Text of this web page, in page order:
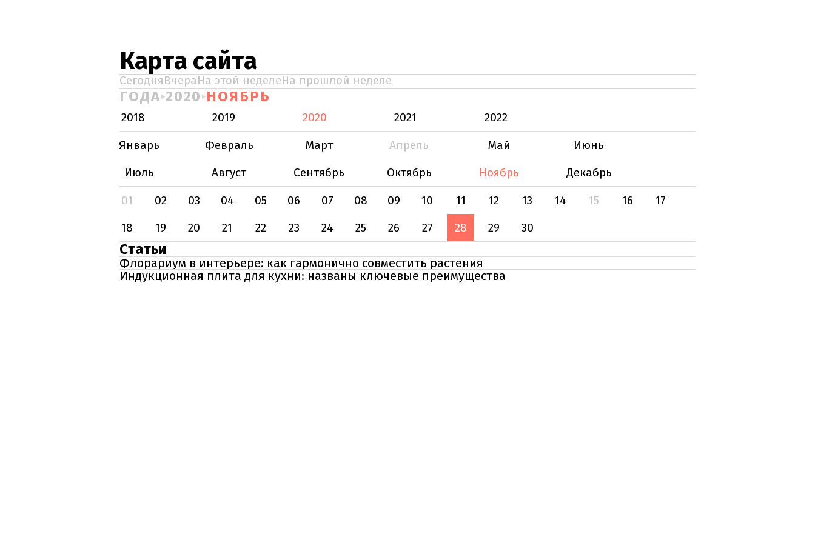
Карта сайта
СегодняВчераНа этой неделеНа прошлой неделе
ГОДА 2020 НОЯБРЬ
2018 2019 2020 2021
2022
Январь
Февраль Март Апрель Май
Июнь
Июль
Август Сентябрь Октябрь Ноябрь
Декабрь
01
02 03 04 05 06 07 08 09 10 11 12 13 14 15 16
17
18
19 20 21 22 23 24 25 26 27 28 29 30
Статьи
Флорариум в интерьере: как гармонично совместить растения
Индукционная плита для кухни: названы ключевые преимущества